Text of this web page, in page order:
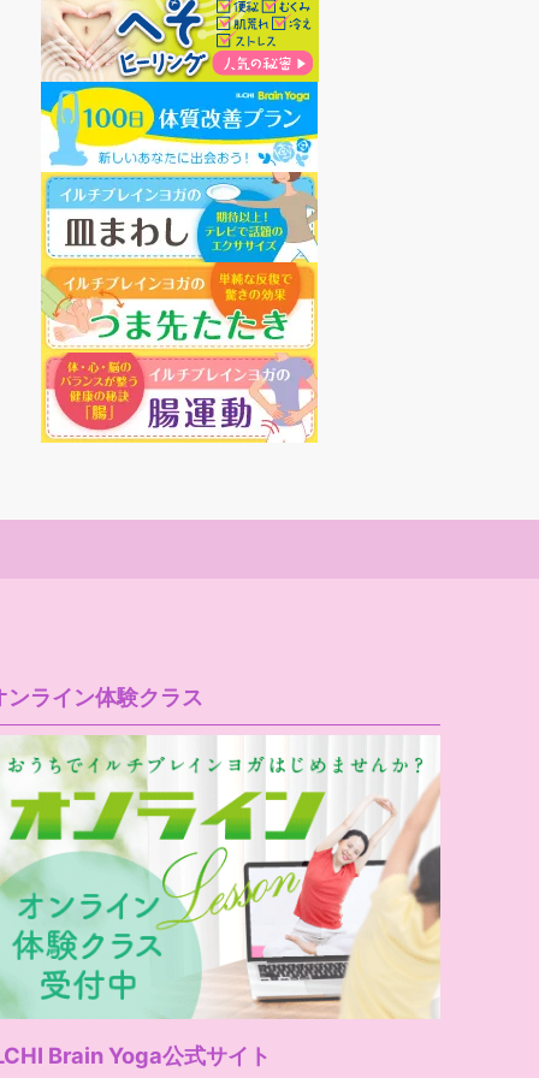
ンライン体験クラス
Brain Yoga公式サイト